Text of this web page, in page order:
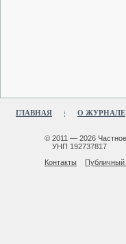
ГЛАВНАЯ О ЖУРНАЛЕ
© 2011 — 2026
УНП 192737817
Контакты
Публичный